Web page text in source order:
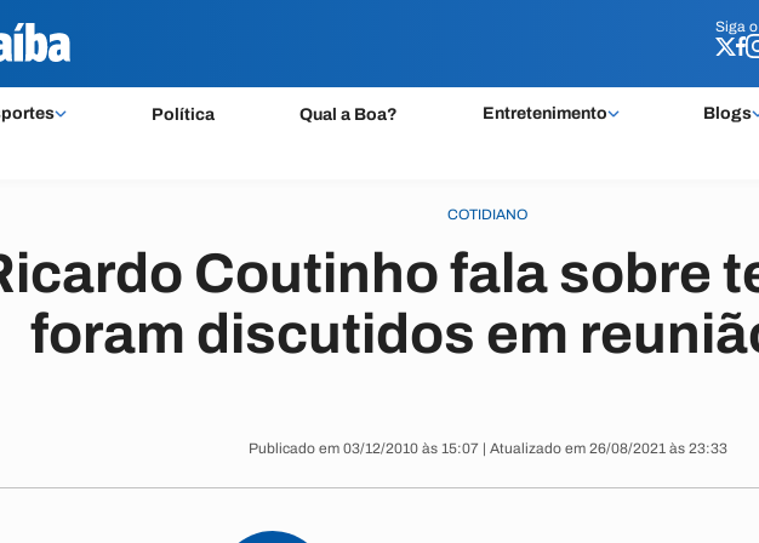
Siga o
Política Qual a Boa? Entretenimento Blogs
Siga o
COTIDIANO
Coutinho fala sobre
foram discutidos em
Publicado em 03/12/2010 às 15:07 | Atualizado em 26/08/2021 às 23:33